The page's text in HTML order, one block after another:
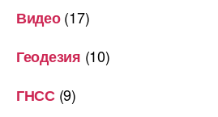
Видео(17)
Геодезия (10)
ГНСС(9)